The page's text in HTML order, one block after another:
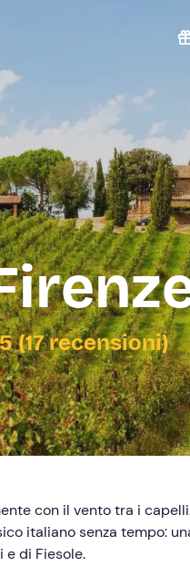
sai cosa
Card Freedome
regalo digitale che
la libertà di
esperienze
in tutta Italia.
Regala una Gift Card
(17 recensioni)
con il vento tra i
italiano senza tempo:
di Fiesole.